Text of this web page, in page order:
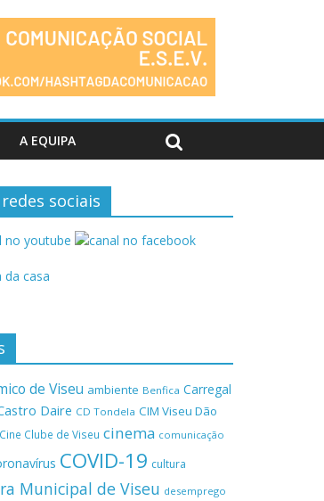
A EQUIPA
sociais
de Viseu ambiente Benfica Carregal
Daire CD Tondela CIM Viseu Dão
Cine Clube de Viseu cinema comunicação
COVID-19 cultura
Municipal de Viseu desemprego